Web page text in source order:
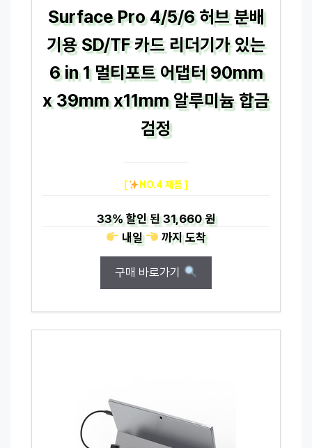
Surface Pro 4/5/6 허브 분배
기용 SD/TF 카드 리더기가 있는
6 in 1 멀티포트 어댑터 90mm
x 39mm x11mm 알루미늄 합금
검정
[ NO.4 제품 ]
33%할인 된31,660 원
내일
까지도착
구매 바로가기